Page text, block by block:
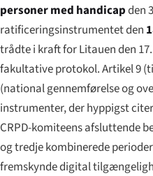
personer med handicapden
ratificeringsinstrumentet den
trådte i kraft for Litauen den
fakultative protokol. Artikel 9
(national gennemførelse og
instrumenter, der hyppigst
CRPD-komiteens afsluttende
og tredje kombinerede
fremskynde digital